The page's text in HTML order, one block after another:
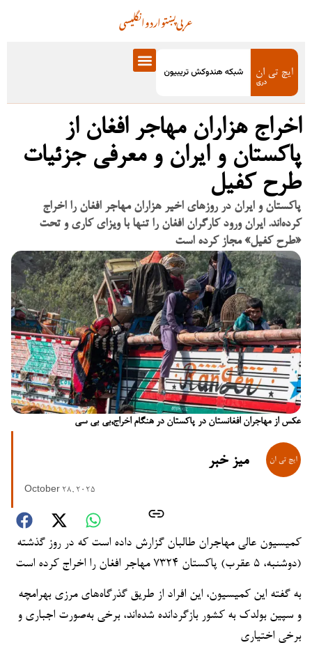
انگلیسیاردوپښتوعربی
اخراج هزاران مهاجر افغان از
پاکستان و ایران و معرفی جزئیات
طرح کفیل
پاکستان و ایران در روزهای اخیر هزاران مهاجر افغان را اخراج
کرده‌اند. ایران ورود کارگران افغان را تنها با ویزای کاری و تحت
«طرح کفیل» مجاز کرده است
عکس از مهاجران افغانستان در پاکستان در هنگام اخراج,بی بی سی
میز خبر
October 28, 2025
کمیسیون عالی مهاجران طالبان گزارش داده است که در روز گذشته
(دوشنبه، ۵ عقرب) پاکستان ۷۳۲۴ مهاجر افغان را اخراج کرده است
به گفته این کمیسیون، این افراد از طریق گذرگاه‌های مرزی بهرامچه
و سپین بولدک به کشور بازگردانده شده‌اند، برخی به‌صورت اجباری و
برخی اختیاری